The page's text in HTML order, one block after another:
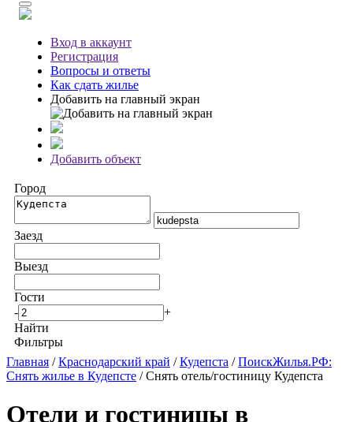
Вход в аккаунт
Регистрация
Вопросы и ответы
Как сдать жилье
Добавить на главный экран
Добавить объект
Город
Заезд
Выезд
Гости
-
+
Найти
Фильтры
Главная /Краснодарский край /Кудепста /ПоискЖилья.РФ:
Снять жилье в Кудепсте / Снять отель/гостиницу Кудепста
Отели и гостиницы в